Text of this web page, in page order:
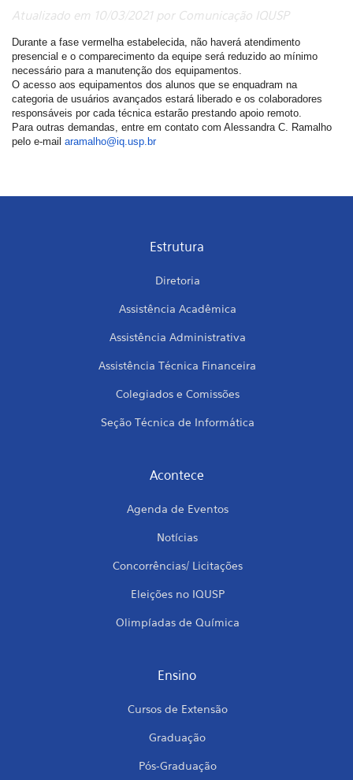
Atualizado em 10/03/2021 por Comunicação IQUSP
Durante a fase vermelha estabelecida, não haverá atendimento
presencial e o comparecimento da equipe será reduzido ao mínimo
necessário para a manutenção dos equipamentos.
O acesso aos equipamentos dos alunos que se enquadram na
categoria de usuários avançados estará liberado e os colaboradores
responsáveis por cada técnica estarão prestando apoio remoto.
Para outras demandas, entre em contato com Alessandra C. Ramalho
pelo e-mail aramalho@iq.usp.br
Estrutura
Diretoria
Assistência Acadêmica
Assistência Administrativa
Assistência Técnica Financeira
Colegiados e Comissões
Seção Técnica de Informática
Acontece
Agenda de Eventos
Notícias
Concorrências/ Licitações
Eleições no IQUSP
Olimpíadas de Química
Ensino
Cursos de Extensão
Graduação
Pós-Graduação